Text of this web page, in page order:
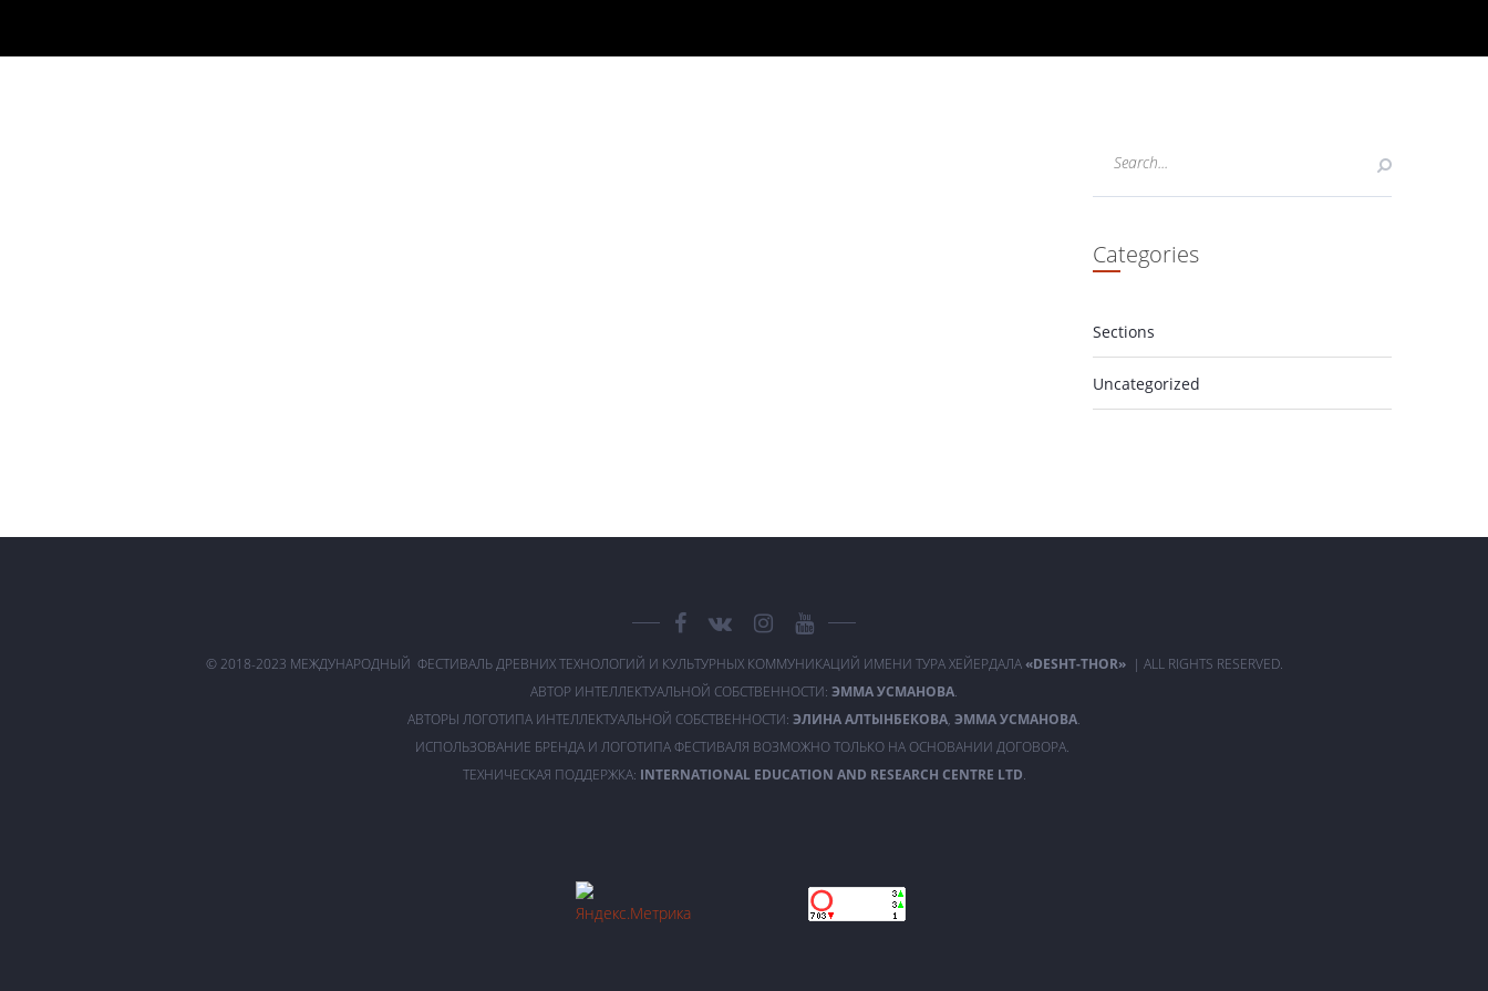
Categories
Sections
Uncategorized
© 2018-2023 МЕЖДУНАРОДНЫЙ ФЕСТИВАЛЬ ДРЕВНИХ ТЕХНОЛОГИЙ И КУЛЬТУРНЫХ КОММУНИКАЦИЙ ИМЕНИ ТУРА ХЕЙЕРДАЛА«DESHT-THOR»| ALL RIGHTS RESERVED.
АВТОР ИНТЕЛЛЕКТУАЛЬНОЙ СОБСТВЕННОСТИ: ЭММА УСМАНОВА.
АВТОРЫ ЛОГОТИПА ИНТЕЛЛЕКТУАЛЬНОЙ СОБСТВЕННОСТИ: ЭЛИНА АЛТЫНБЕКОВА, ЭММА УСМАНОВА.
ИСПОЛЬЗОВАНИЕ БРЕНДА И ЛОГОТИПА ФЕСТИВАЛЯ ВОЗМОЖНО ТОЛЬКО НА ОСНОВАНИИ ДОГОВОРА.
ТЕХНИЧЕСКАЯ ПОДДЕРЖКА: INTERNATIONAL EDUCATION AND RESEARCH CENTRE LTD.